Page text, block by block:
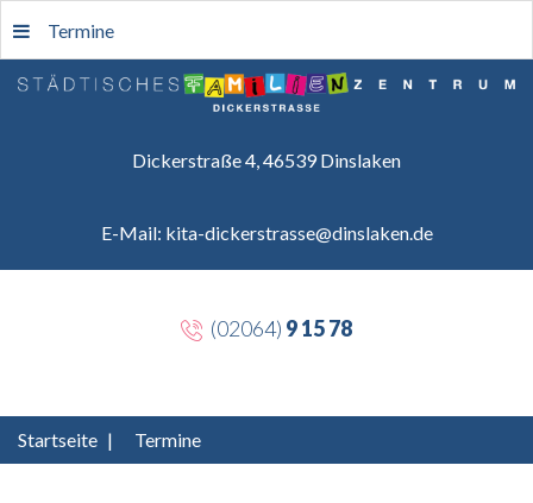
Dickerstraße 4, 46539 Dinslaken
E-Mail: kita-dickerstrasse@dinslaken.de
Termine
(02064) 9 15 78
Startseite | Termine